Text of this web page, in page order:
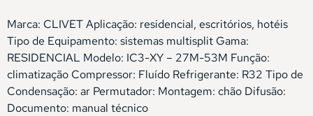
Marca: CLIVET Aplicação: residencial, escritórios, hotéis
Tipo de Equipamento: sistemas multisplit Gama:
RESIDENCIAL Modelo: IC3-XY – 27M-53M Função:
climatização Compressor: Fluído Refrigerante: R32 Tipo de
Condensação: ar Permutador: Montagem: chão Difusão:
Documento: manual técnico